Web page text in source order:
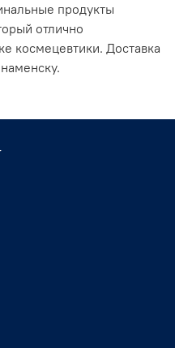
продукты
отлично
космецевтики. Доставка